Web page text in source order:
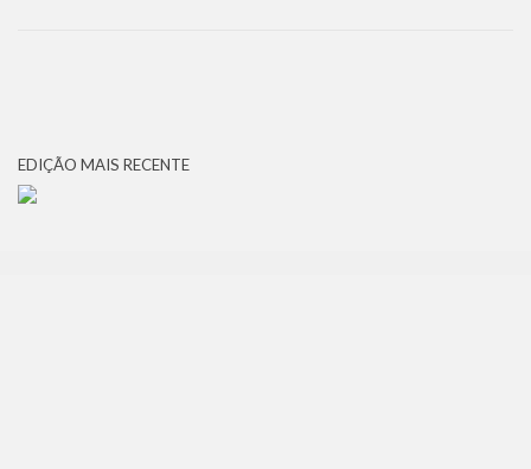
EDIÇÃO MAIS RECENTE